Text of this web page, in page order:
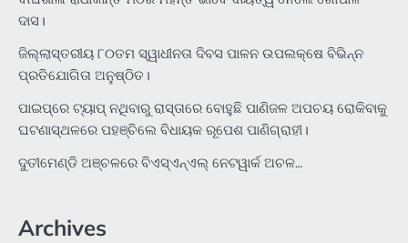
ଦାସ।
ଜିଲ୍ଲାସ୍ତରୀୟ ୮୦ତମ ସ୍ୱାଧୀନତା ଦିବସ ପାଳନ ଉପଲକ୍ଷେ ବିଭିନ୍ନ
ପ୍ରତିଯୋଗିତା ଅନୁଷ୍ଠିତ।
ପାଇପ୍‌ରେ ଟ୍ୟାପ୍‌ ନଥିବାରୁ ରାସ୍ତାରେ ବୋହୁଛି ପାଣିଜଳ ଅପଚୟ ରୋକିବାକୁ
ଘଟଣାସ୍ଥଳରେ ପହଞ୍ଚିଲେ ବିଧାୟକ ରୂପେଶ ପାଣିଗ୍ରାହୀ।
ଦୁତୀମେଣ୍ଡି ଅଞ୍ଚଳରେ ବିଏସ୍‌ଏନ୍‌ଏଲ୍‌ ନେଟୱାର୍କ ଅଚଳ…
Archives